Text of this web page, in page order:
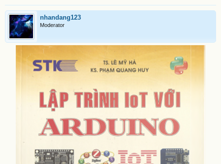
nhandang123
Moderator